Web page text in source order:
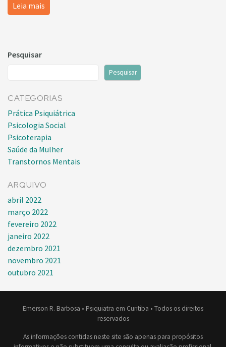
Leia mais
Pesquisar
Pesquisar
CATEGORIAS
Prática Psiquiátrica
Psicologia Social
Psicoterapia
Saúde da Mulher
Transtornos Mentais
ARQUIVO
abril 2022
março 2022
fevereiro 2022
janeiro 2022
dezembro 2021
novembro 2021
outubro 2021
Emerson R. Barbosa • Psiquiatra em Curitiba • Todos os direitos
reservados
As informações contidas neste site são apenas para propósitos